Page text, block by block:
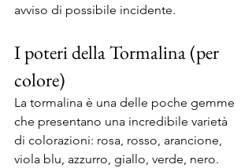
avviso di possibile incidente.
I poteri della Tormalina (per
colore)
La tormalina è una delle poche gemme
che presentano una incredibile varietà
di colorazioni: rosa, rosso, arancione,
viola blu, azzurro, giallo, verde, nero.